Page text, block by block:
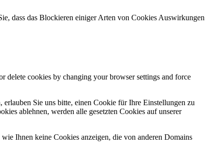
dass das Blockieren einiger Arten von Cookies Auswirkungen
delete cookies by changing your browser settings and force
Sie uns bitte, einen Cookie für Ihre Einstellungen zu
ablehnen, werden alle gesetzten Cookies auf unserer
Ihnen keine Cookies anzeigen, die von anderen Domains